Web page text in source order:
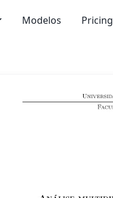
Modelos Pricing